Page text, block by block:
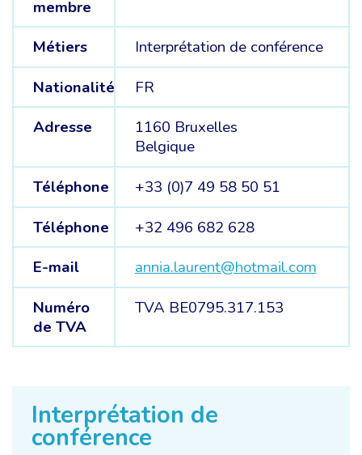
membre
Métiers
Interprétation de conférence
Nationalité
FR
Adresse
1160 Bruxelles
Belgique
Téléphone
+33 (0)7 49 58 50 51
Téléphone
+32 496 682 628
E-mail
annia.laurent@hotmail.com
Numéro
de TVA
TVA BE0795.317.153
Interprétation de
conférence